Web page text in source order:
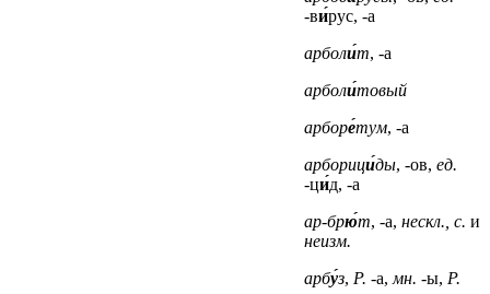
-ви́рус, -а
арболи́т, -а
арболи́товый
арборе́тум, -а
арборици́ды, -ов, ед.
-ци́д, -а
ар-брю́т, -а, нескл., с. и
неизм.
арбу́з, Р. -а, мн. -ы, Р.